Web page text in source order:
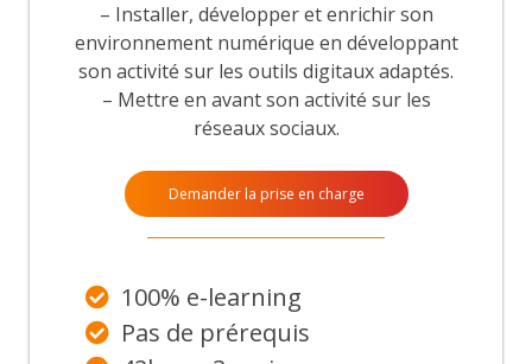
– Installer, développer et enrichir son
environnement numérique en développant
son activité sur les outils digitaux adaptés.
– Mettre en avant son activité sur les
réseaux sociaux.
Demander la prise en charge
100% e-learning
Pas de prérequis